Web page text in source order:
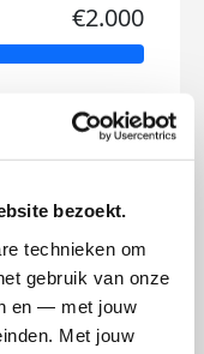
bezoekt.
technieken om
gebruik van onze
en — met jouw
Met jouw
€2.000